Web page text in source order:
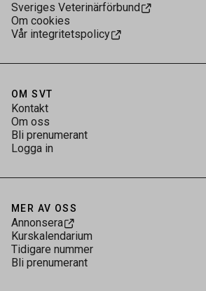
Sveriges Veterinärförbund
Om cookies
Vår integritetspolicy
OM SVT
Kontakt
Om oss
Bli prenumerant
Logga in
MER AV OSS
Annonsera
Kurskalendarium
Tidigare nummer
Bli prenumerant